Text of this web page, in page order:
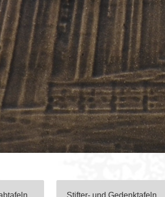
Stifter- und Gedenktafeln